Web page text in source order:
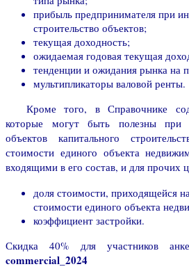
прибыль предпринимателя при
строительство объектов;
текущая доходность;
ожидаемая годовая текущая
тенденции и ожидания рынка на
мультипликаторы валовой ренты.
Кроме того, в Справочнике
которые могут быть полезны при
объектов капитального
стоимости единого объекта
входящими в его состав, и для прочих
доля стоимости, приходящейся
стоимости единого объекта
коэффициент застройки.
Скидка 40% для участников
commercial_2024